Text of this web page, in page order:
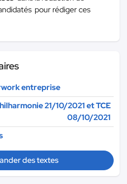
pour rédiger ces
entreprise
21/10/2021 et TCE
08/10/2021
des textes